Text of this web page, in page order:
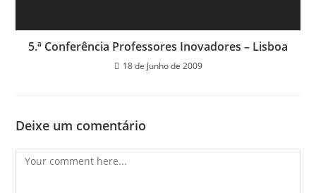
5.ª Conferência Professores Inovadores – Lisboa
18 de Junho de 2009
Deixe um comentário
Comment